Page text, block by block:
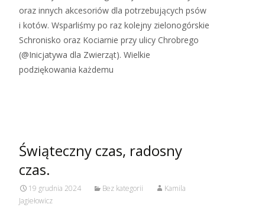
oraz innych akcesoriów dla potrzebujących psów
i kotów. Wsparliśmy po raz kolejny zielonogórskie
Schronisko oraz Kociarnie przy ulicy Chrobrego
(@Inicjatywa dla Zwierząt). Wielkie
podziękowania każdemu
Świąteczny czas, radosny
czas.
19 grudnia 2024 Bez kategorii
Kamila
Jagiełowicz